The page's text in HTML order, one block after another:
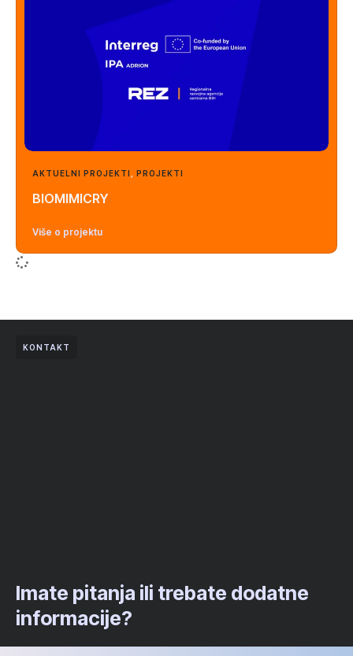
AKTUELNI PROJEKTI PROJEKTI
BIOMIMICRY
Više o projektu
KONTAKT
Imate pitanja ili trebate dodatne
informacije?